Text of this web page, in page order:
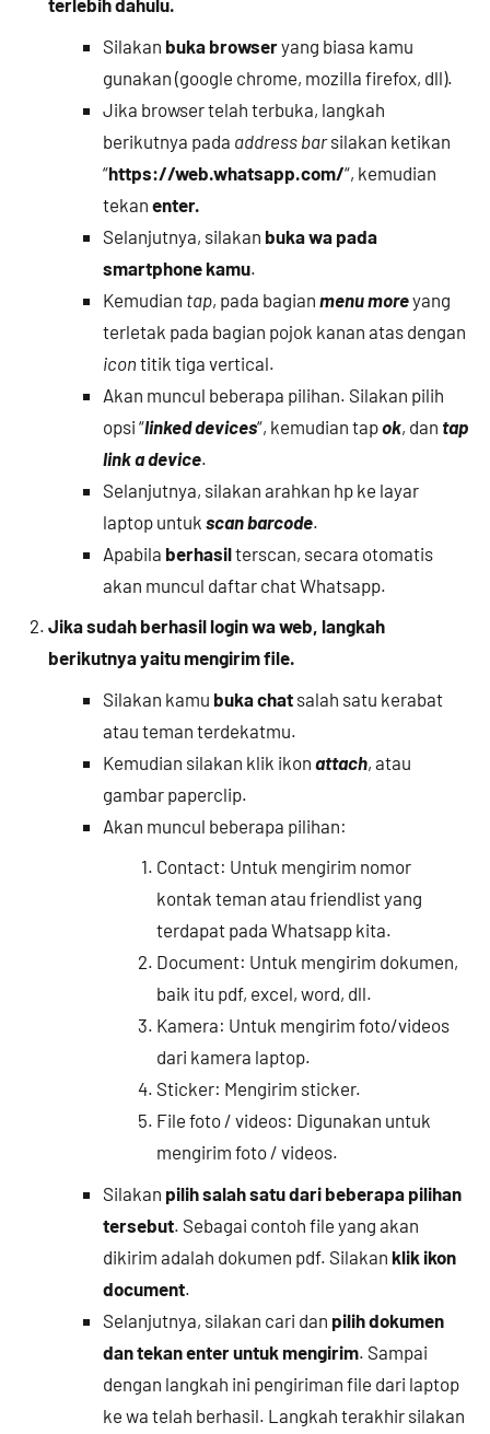
terlebih dahulu.
Silakan buka browseryang biasa kamu
gunakan (google chrome, mozilla firefox, dll).
Jika browser telah terbuka, langkah
berikutnya pada address barsilakan ketikan
“https://web.whatsapp.com/“, kemudian
tekan enter.
Selanjutnya, silakan buka wa pada
smartphone kamu.
Kemudian tap, pada bagian menu moreyang
terletak pada bagian pojok kanan atas dengan
icon titik tiga vertical.
Akan muncul beberapa pilihan. Silakan pilih
opsi “linked devices“, kemudian tapok, dan tap
link a device.
Selanjutnya, silakan arahkan hp ke layar
laptop untuk scan barcode.
Apabila berhasilterscan, secara otomatis
akan muncul daftar chat Whatsapp.
Jika sudah berhasil login wa web, langkah
berikutnya yaitu mengirim file.
Silakan kamu buka chatsalah satu kerabat
atau teman terdekatmu.
Kemudian silakan klik ikon attach, atau
gambar paperclip.
Akan muncul beberapa pilihan:
Contact: Untuk mengirim nomor
kontak teman atau friendlist yang
terdapat pada Whatsapp kita.
Document: Untuk mengirim dokumen,
baik itu pdf, excel, word, dll.
Kamera: Untuk mengirim foto/videos
dari kamera laptop.
Sticker: Mengirim sticker.
File foto / videos: Digunakan untuk
mengirim foto / videos.
Silakan pilih salah satu dari beberapa pilihan
tersebut. Sebagai contoh file yang akan
dikirim adalah dokumen pdf. Silakan klik ikon
document.
Selanjutnya, silakan cari dan pilih dokumen
dan tekan enter untuk mengirim. Sampai
dengan langkah ini pengiriman file dari laptop
ke wa telah berhasil. Langkah terakhir silakan